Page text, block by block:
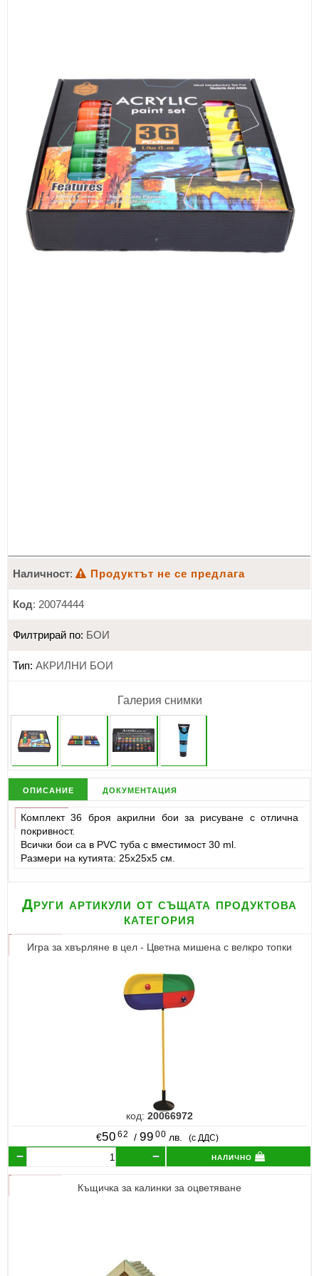
МЕБЕЛИ И ОБОРУДВАНЕ
КАНЦЕЛАРСКИ МАТЕРИАЛИ
КНИГИ И УЧЕБНИЦИ
БДП
НОВИ
ПРОМОЦИИ
Наличност: Продуктът не се предлага
Код: 20074444
Филтрирай по: БОИ
Тип: АКРИЛНИ БОИ
Галерия снимки
описание документация
Комплект 36 броя акрилни бои за рисуване с отлична
покривност.
Всички бои са в PVC туба с вместимост 30 ml.
Размери на кутията: 25х25х5 см.
Други артикули от същата продуктова
категория
Игра за хвърляне в цел - Цветна мишена с велкро топки
код: 20066972
€50 62 /99 00 лв. (с ДДС)
налично
Къщичка за калинки за оцветяване